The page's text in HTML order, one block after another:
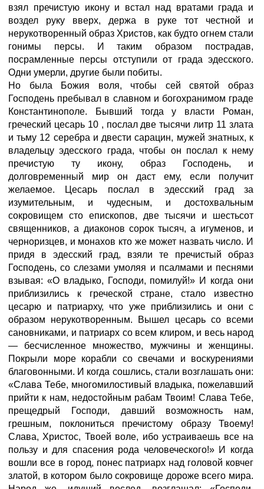
взял пречистую икону и встал над вратами града и
воздел руку вверх, держа в руке тот честной и
нерукотворенный образ Христов, как будто огнем стали
гонимы персы. И таким образом пострадав,
посрамленные персы отступили от града эдесского.
Одни умерли, другие были побиты.
Но была Божия воля, чтобы сей святой образ
Господень пребывал в славном и богохранимом граде
Константинополе. Бывший тогда у власти Роман,
греческий цесарь 10 , послал две тысячи литр 11 злата
и тьму 12 серебра и двести сарацин, мужей знатных, к
владельцу эдесского града, чтобы он послал к нему
пречистую ту икону, образ Господень, и
долговременный мир он даст ему, если получит
желаемое. Цесарь послал в эдесский град за
изумительным, и чудесным, и достохвальным
сокровищем сто епископов, две тысячи и шестьсот
священников, а диаконов сорок тысяч, а игуменов, и
черноризцев, и монахов кто же может назвать число. И
придя в эдесский град, взяли те пречистый образ
Господень, со слезами умоляя и псалмами и песнями
взывая: «О владыко, Господи, помилуй!» И когда они
приблизились к греческой стране, стало известно
цесарю и патриарху, что уже приблизились и они с
образом нерукотворенным. Вышел цесарь со всеми
сановниками, и патриарх со всем клиром, и весь народ
— бесчисленное множество, мужчины и женщины.
Покрыли море корабли со свечами и воскурениями
благовонными. И когда сошлись, стали возглашать они:
«Слава Тебе, многомилостивый владыка, пожелавший
прийти к нам, недостойным рабам Твоим! Слава Тебе,
прещедрый Господи, давший возможность нам,
грешным, поклониться пречистому образу Твоему!
Слава, Христос, Твоей воле, ибо устраиваешь все на
пользу и для спасения рода человеческого!» И когда
вошли все в город, понес патриарх над головой ковчег
златой, в котором было сокровище дороже всего мира.